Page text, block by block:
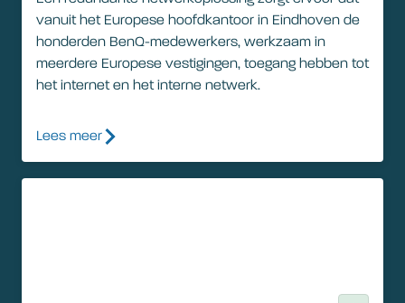
vanuit het Europese hoofdkantoor in Eindhoven de
honderden BenQ-medewerkers, werkzaam in
meerdere Europese vestigingen, toegang hebben tot
het internet en het interne netwerk.
Lees meer